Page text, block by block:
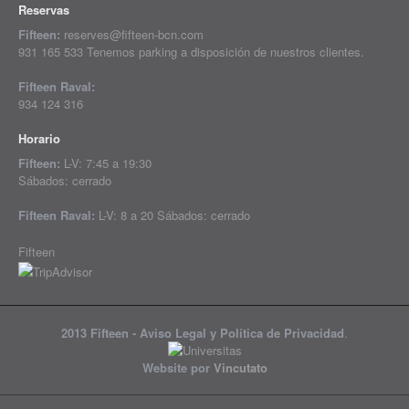
Reservas
Fifteen: reserves@fifteen-bcn.com
931 165 533 Tenemos parking a disposición de nuestros clientes.
Fifteen Raval:
934 124 316
Horario
Fifteen: L-V: 7:45 a 19:30
Sábados: cerrado
Fifteen Raval: L-V: 8 a 20 Sábados: cerrado
Fifteen
2013 Fifteen - Aviso Legal y Política de Privacidad
Website por Vincutato